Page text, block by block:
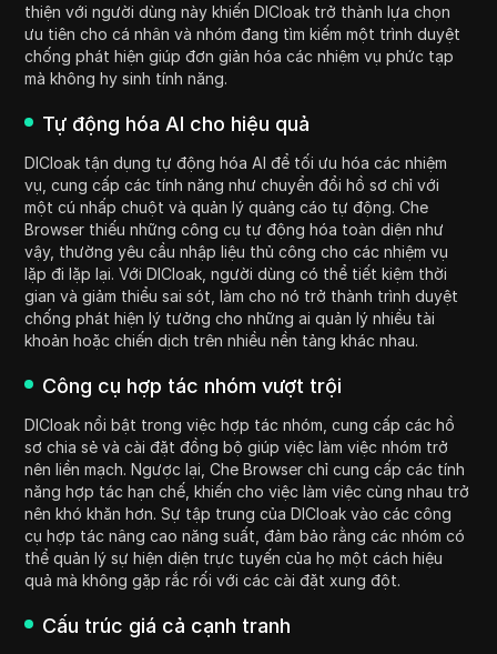
thiện với người dùng này khiến DICloak trở thành lựa chọn
ưu tiên cho cá nhân và nhóm đang tìm kiếm một trình duyệt
chống phát hiện giúp đơn giản hóa các nhiệm vụ phức tạp
mà không hy sinh tính năng.
Tự động hóa AI cho hiệu quả
DICloak tận dụng tự động hóa AI để tối ưu hóa các nhiệm
vụ, cung cấp các tính năng như chuyển đổi hồ sơ chỉ với
một cú nhấp chuột và quản lý quảng cáo tự động. Che
Browser thiếu những công cụ tự động hóa toàn diện như
vậy, thường yêu cầu nhập liệu thủ công cho các nhiệm vụ
lặp đi lặp lại. Với DICloak, người dùng có thể tiết kiệm thời
gian và giảm thiểu sai sót, làm cho nó trở thành trình duyệt
chống phát hiện lý tưởng cho những ai quản lý nhiều tài
khoản hoặc chiến dịch trên nhiều nền tảng khác nhau.
Công cụ hợp tác nhóm vượt trội
DICloak nổi bật trong việc hợp tác nhóm, cung cấp các hồ
sơ chia sẻ và cài đặt đồng bộ giúp việc làm việc nhóm trở
nên liền mạch. Ngược lại, Che Browser chỉ cung cấp các tính
năng hợp tác hạn chế, khiến cho việc làm việc cùng nhau trở
nên khó khăn hơn. Sự tập trung của DICloak vào các công
cụ hợp tác nâng cao năng suất, đảm bảo rằng các nhóm có
thể quản lý sự hiện diện trực tuyến của họ một cách hiệu
quả mà không gặp rắc rối với các cài đặt xung đột.
Cấu trúc giá cả cạnh tranh